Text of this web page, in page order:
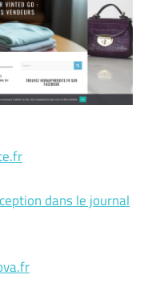
dans le journal